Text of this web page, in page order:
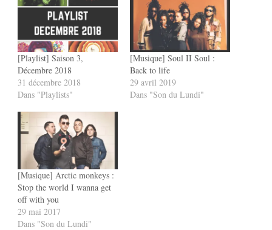
[Playlist] Saison 3,
Décembre 2018
31 décembre 2018
Dans "Playlists"
[Musique] Soul II Soul :
Back to life
29 avril 2019
Dans "Son du Lundi"
[Musique] Arctic monkeys :
Stop the world I wanna get
off with you
29 mai 2017
Dans "Son du Lundi"